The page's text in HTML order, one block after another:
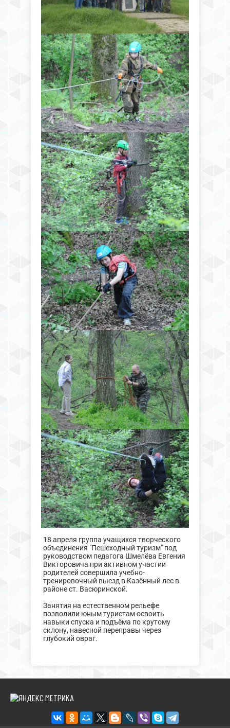
18 апреля группа учащихся творческого
объединения "Пешеходный туризм" под
руководством педагога Шмелёва Евгения
Викторовича при активном участии
родителей совершила учебно-
тренировочный выезд в Казённый лес в
районе ст. Васюринской.
Занятия на естественном рельефе
позволили юным туристам освоить
навыки спуска и подъёма по крутому
склону, навесной переправы через
глубокий овраг.